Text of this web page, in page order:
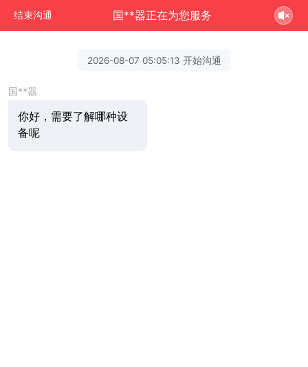
结束沟通 国**器正在为您服务
2026-08-07 05:05:13 开始沟通
国**器
你好，需要了解哪种设
备呢